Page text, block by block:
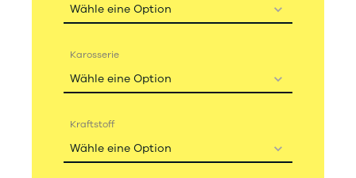
Wähle eine Option
Karosserie
Wähle eine Option
Kraftstoff
Wähle eine Option